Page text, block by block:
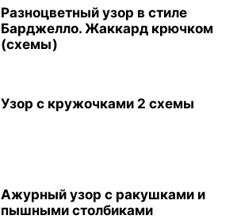
Разноцветный узор в стиле
Барджелло. Жаккард крючком
(схемы)
Узор с кружочками 2 схемы
Ажурный узор с ракушками и
пышными столбиками